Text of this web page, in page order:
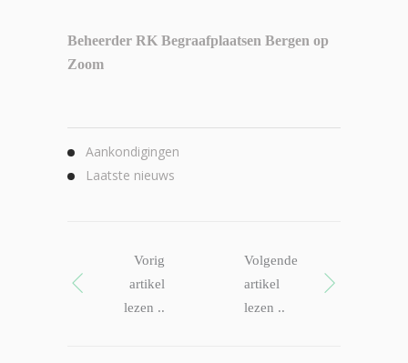
Beheerder RK Begraafplaatsen Bergen op
Zoom
Aankondigingen
Laatste nieuws
Vorig
artikel
lezen ..
Volgende
artikel
lezen ..